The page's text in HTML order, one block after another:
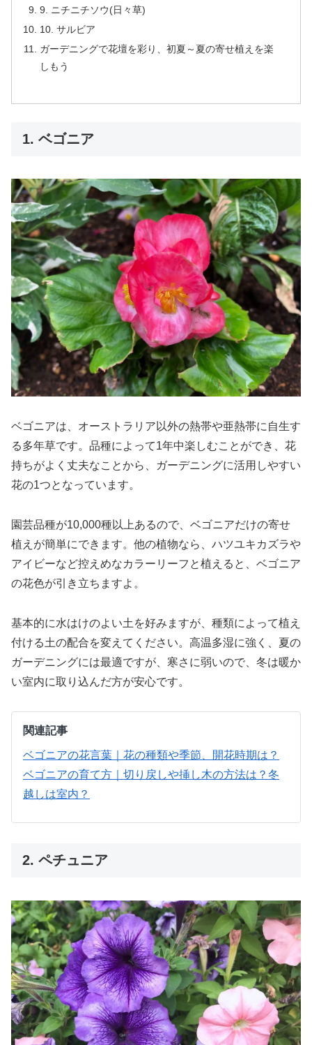
9. ニチニチソウ(日々草)
10. サルビア
ガーデニングで花壇を彩り、初夏～夏の寄せ植えを楽
しもう
1. ベゴニア
ベゴニアは、オーストラリア以外の熱帯や亜熱帯に自生す
る多年草です。品種によって1年中楽しむことができ、花
持ちがよく丈夫なことから、ガーデニングに活用しやすい
花の1つとなっています。
園芸品種が10,000種以上あるので、ベゴニアだけの寄せ
植えが簡単にできます。他の植物なら、ハツユキカズラや
アイビーなど控えめなカラーリーフと植えると、ベゴニア
の花色が引き立ちますよ。
基本的に水はけのよい土を好みますが、種類によって植え
付ける土の配合を変えてください。高温多湿に強く、夏の
ガーデニングには最適ですが、寒さに弱いので、冬は暖か
い室内に取り込んだ方が安心です。
関連記事
ベゴニアの花言葉｜花の種類や季節、開花時期は？
ベゴニアの育て方｜切り戻しや挿し木の方法は？冬
越しは室内？
2. ペチュニア